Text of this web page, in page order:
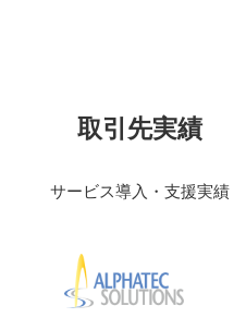
取引先実績
サービス導入・支援実績